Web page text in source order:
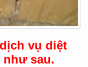
vụ diệt
như sau.